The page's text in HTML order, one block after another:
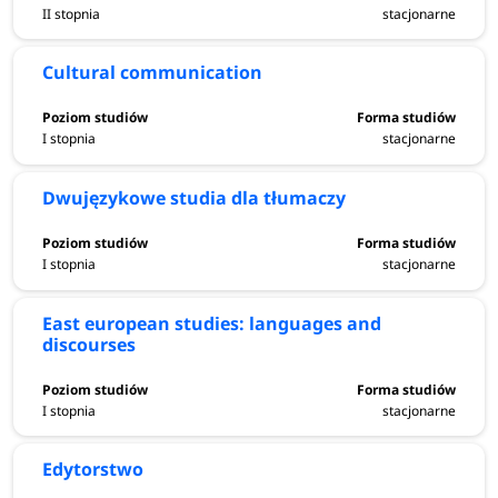
czytać literaturę w oryginale i oglądać filmy w języku
docelowym, brać udział w konkursach językowych lub
olimpiadach.
czytaj dalej wszystko o studiach filologicznych
II stopnia stacjonarne
Cultural communication
I stopnia stacjonarne
Dwujęzykowe studia dla tłumaczy
I stopnia stacjonarne
East european studies: languages and
discourses
I stopnia stacjonarne
Edytorstwo